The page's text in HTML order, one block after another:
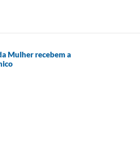
Mulher recebem a